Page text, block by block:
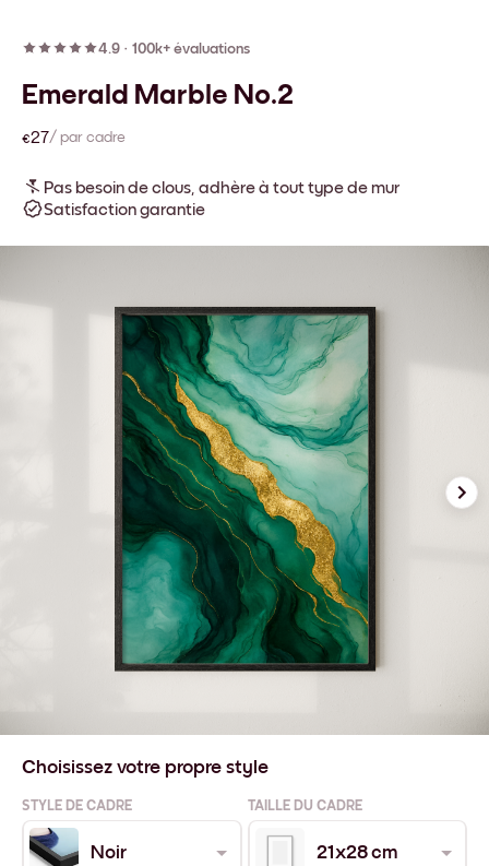
4.9 · 100k+ évaluations
Emerald Marble No.2
€27/ par cadre
Pas besoin de clous, adhère à tout type de mur
Satisfaction garantie
Choisissez votre propre style
STYLE DE CADRE TAILLE DU CADRE
Noir 21x28 cm